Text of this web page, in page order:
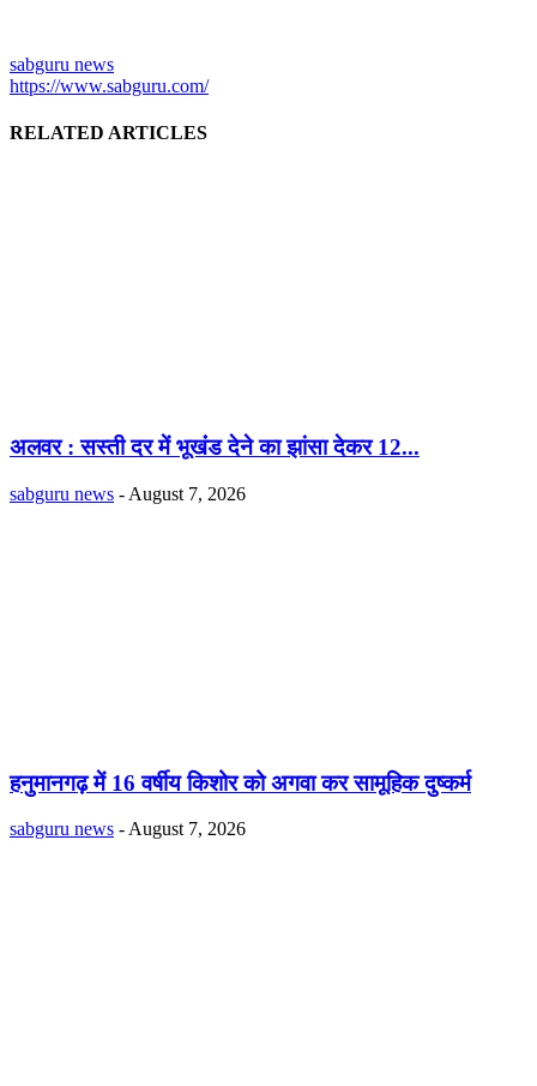
sabguru news
https://www.sabguru.com/
RELATED ARTICLES
अलवर : सस्ती दर में भूखंंड देने का झांसा देकर 12...
sabguru news - August 7, 2026
हनुमानगढ़ में 16 वर्षीय किशोर को अगवा कर सामूहिक दुष्कर्म
sabguru news - August 7, 2026